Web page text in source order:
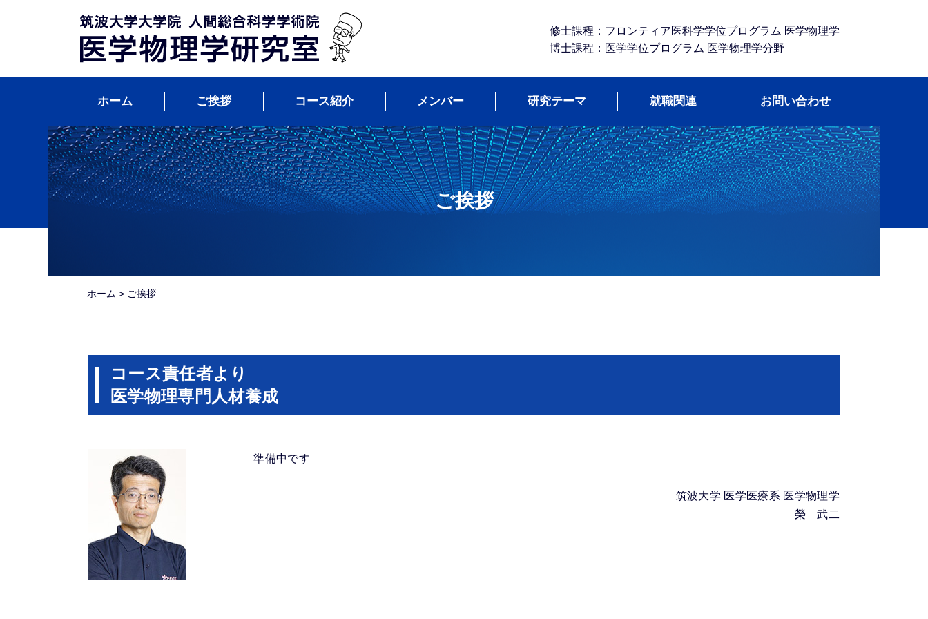
修士課程：フロンティア医科学学位プログラム 医学物理学
博士課程：医学学位プログラム 医学物理学分野
ホーム ご挨拶 コース紹介 メンバー 研究テーマ 就職関連 お問い合わせ
ご挨拶
ホーム > ご挨拶
コース責任者より
医学物理専門人材養成
準備中です
筑波大学 医学医療系 医学物理学
榮 武二